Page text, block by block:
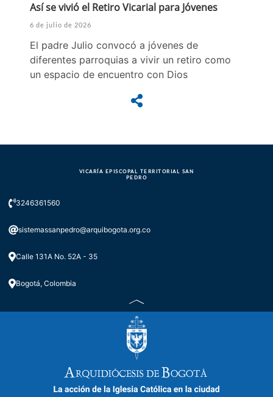
Así se vivió el Retiro Vicarial para Jóvenes
6 de julio de 2026
El padre Julio convocó a jóvenes de
diferentes parroquias a vivir un retiro como
un espacio de encuentro con Dios
VICARÍA EPISCOPAL TERRITORIAL SAN
PEDRO
3246361560
sistemassanpedro@arquibogota.org.co
Calle 131A No. 52A - 35
Bogotá, Colombia